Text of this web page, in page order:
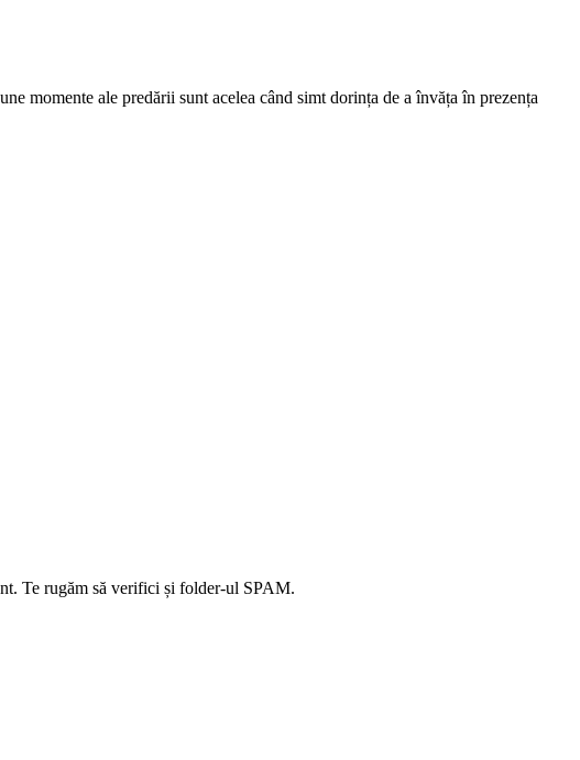
momente ale predării sunt acelea când simt dorința de a învăța în prezența
Te rugăm să verifici și folder-ul SPAM.